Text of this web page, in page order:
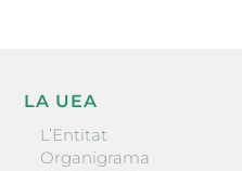
LA UEA
L’Entitat
Organigrama